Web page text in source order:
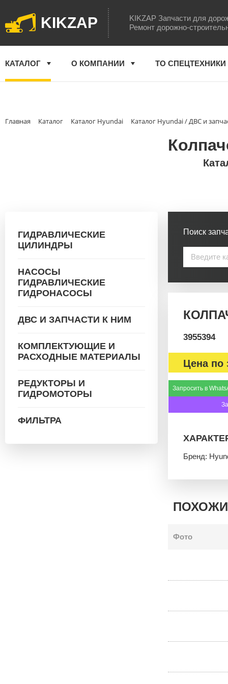
KIKZAP
KIKZAP Запчасти для
Ремонт дорожно-
КАТАЛОГ О КОМПАНИИ ТО СПЕЦТЕХНИКИ
Главная Каталог Каталог Hyundai Каталог Hyundai / ДВС и
ГИДРАВЛИЧЕСКИЕ
ЦИЛИНДРЫ
НАСОСЫ
ГИДРАВЛИЧЕСКИЕ
ГИДРОНАСОСЫ
ДВС И ЗАПЧАСТИ К НИМ
КОМПЛЕКТУЮЩИЕ И
РАСХОДНЫЕ МАТЕРИАЛЫ
РЕДУКТОРЫ И
ГИДРОМОТОРЫ
ФИЛЬТРА
Поиск
3955394
Цена по
Запросить в
Бренд:
Фото